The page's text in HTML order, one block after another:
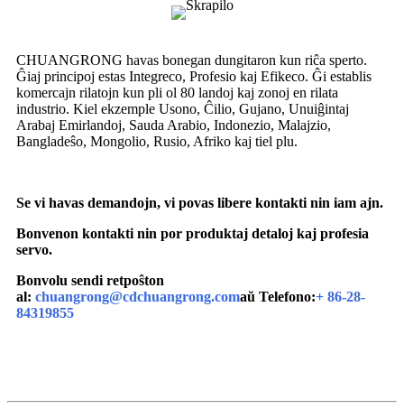
CHUANGRONG havas bonegan dungitaron kun riĉa sperto.
Ĝiaj principoj estas Integreco, Profesio kaj Efikeco. Ĝi establis
komercajn rilatojn kun pli ol 80 landoj kaj zonoj en rilata
industrio. Kiel ekzemple Usono, Ĉilio, Gujano, Unuiĝintaj
Arabaj Emirlandoj, Sauda Arabio, Indonezio, Malajzio,
Bangladeŝo, Mongolio, Rusio, Afriko kaj tiel plu.
Se vi havas demandojn, vi povas libere kontakti nin iam ajn.
Bonvenon kontakti nin por produktaj detaloj kaj profesia
servo.
Bonvolu sendi retpoŝton
al: chuangrong@cdchuangrong.comaŭ Telefono:+ 86-28-
84319855